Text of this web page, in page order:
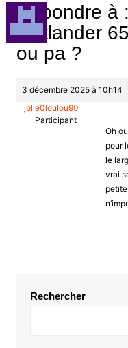
Répondre à
Outlander
ou pa ?
3 décembre 2025 à 10h14
jolie0loulou90
Participant
Oh
pour
le
vrai
Rechercher